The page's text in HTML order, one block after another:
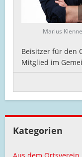
Marius
Beisitzer für den
Mitglied im
Kategorien